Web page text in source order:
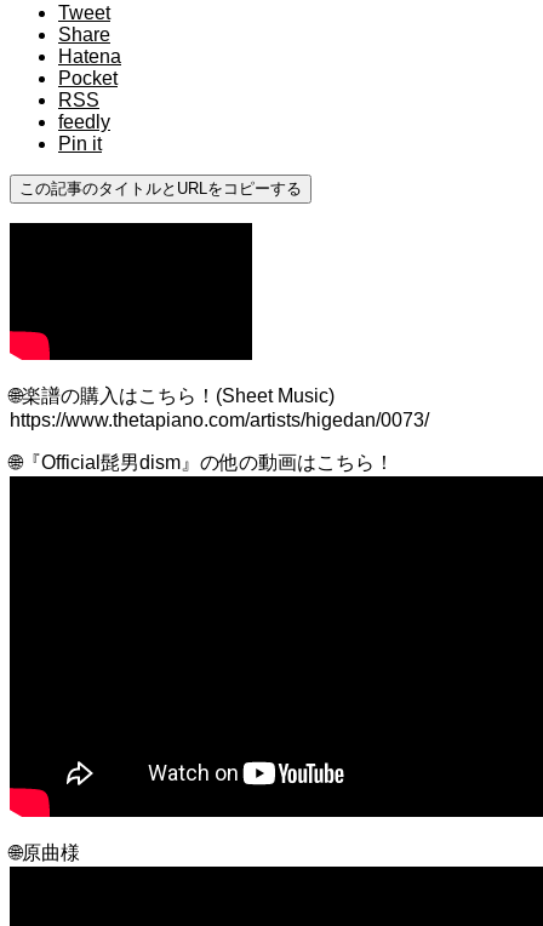
Tweet
Share
Hatena
Pocket
RSS
feedly
Pin it
この記事のタイトルとURLをコピーする
🌐楽譜の購入はこちら！(Sheet Music)
https://www.thetapiano.com/artists/higedan/0073/
🌐『Official髭男dism』の他の動画はこちら！
🌐原曲様